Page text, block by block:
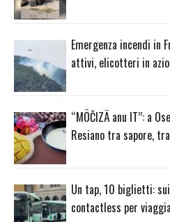
Emergenza incendi in
attivi, elicotteri in
“MÖČIZÄ anu IT”: a
Resiano tra sapore,
Un tap, 10 biglietti:
contactless per